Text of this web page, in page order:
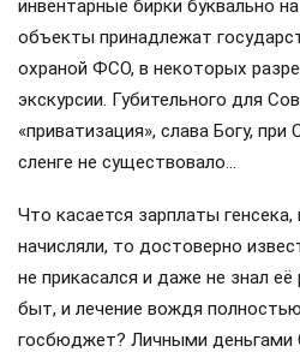
инвентарные бирки буквально
объекты принадлежат
охраной ФСО, в некоторых
экскурсии. Губительного для
«приватизация», слава Богу,
сленге не существовало…
Что касается зарплаты
начисляли, то достоверно
не прикасался и даже не знал
быт, и лечение вождя
госбюджет? Личными деньгами